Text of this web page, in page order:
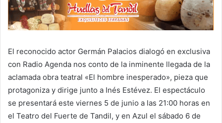
El reconocido actor Germán Palacios dialogó en exclusiva
con Radio Agenda nos conto de la inminente llegada de la
aclamada obra teatral «El hombre inesperado», pieza que
protagoniza y dirige junto a Inés Estévez. El espectáculo
se presentará este viernes 5 de junio a las 21:00 horas en
el Teatro del Fuerte de Tandil, y en Azul el sábado 6 de